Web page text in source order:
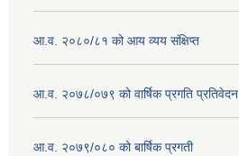
आ.व. २०८०/८१ को आय व्यय संक्षिप्त
आ.व. २०७८/०७९ को वार्षिक प्रगति प्रतिवेदन
आ.व. २०७९/०८० को बार्षिक प्रगती